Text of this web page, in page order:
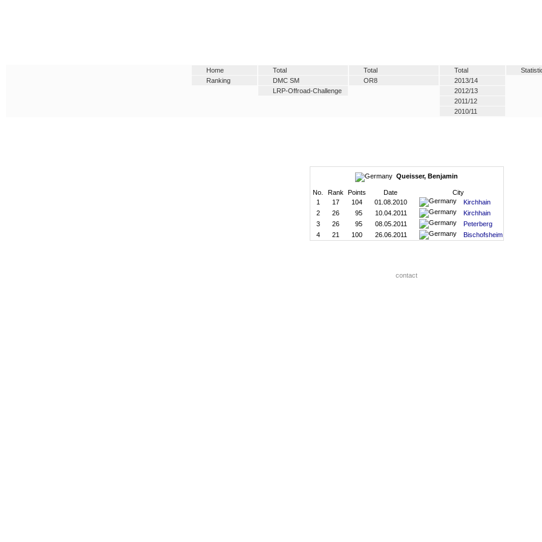
Home
Ranking
Total
DMC SM
LRP-Offroad-Challenge
Total
OR8
Total
2013/14
2012/13
2011/12
2010/11
Queisser, Benjamin
No. Rank Points Date
City
1
17 104 01.08.2010
Kirchhain
2
26 95 10.04.2011
Kirchhain
3
26 95 08.05.2011
Peterberg
4
21 100 26.06.2011 Bischofsheim
contact